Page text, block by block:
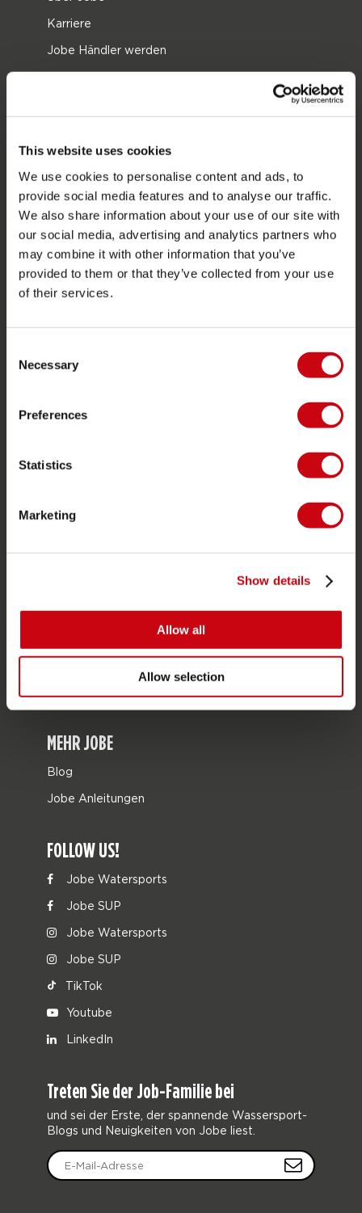
This website uses cookies
We use cookies to personalise content and ads, to
provide social media features and to analyse our traffic.
We also share information about your use of our site with
our social media, advertising and analytics partners who
may combine it with other information that you’ve
provided to them or that they’ve collected from your use
of their services.
Selection
Necessary
Preferences
Statistics
Marketing
Show details
Allow all
Allow selection
Karriere
Jobe Händler werden
Funtubes
Foil
Schwimmwesten
SUP
Kayaks
Kneeboarding
Leisure
Collaborations
MEHR JOBE
Blog
Jobe Anleitungen
FOLLOW US!
Jobe Watersports
Jobe SUP
Jobe Watersports
Jobe SUP
TikTok
Youtube
LinkedIn
Treten Sie der Job-Familie bei
und sei der Erste, der spannende Wassersport-
Blogs und Neuigkeiten von Jobe liest.